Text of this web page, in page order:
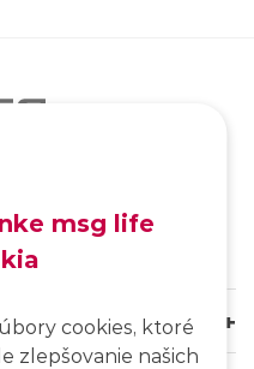
msg life
cookies, ktoré
zlepšovanie našich